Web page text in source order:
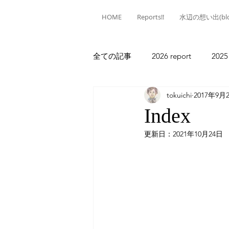
HOME Reports!! 水辺の想い出
全ての記事 2026 report
2020 report 2019 report
2013 report 2012 report
Index
tokuichi 2017年9月
更新日： 2021年10月24日